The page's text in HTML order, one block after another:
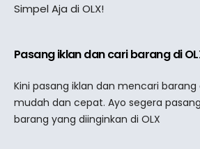
Simpel Aja di OLX!
Pasang iklan dan cari barang di
Kini pasang iklan dan mencari barang
mudah dan cepat. Ayo segera
barang yang diinginkan di OLX